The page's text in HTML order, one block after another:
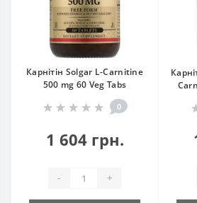
Карнітін Solgar L-Carnitine
500 mg 60 Veg Tabs
0
1 604 грн.
- +